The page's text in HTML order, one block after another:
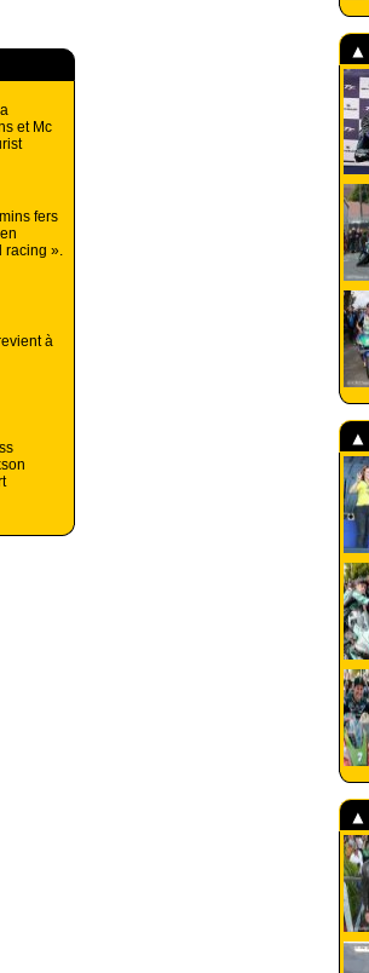
et Mc
fers
racing ».
à